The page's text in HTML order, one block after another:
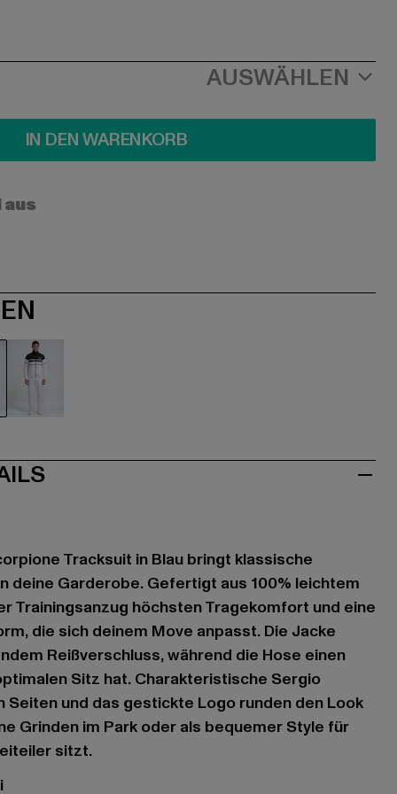
AUSWÄHLEN
IN DEN WARENKORB
Tracksuit in Blau bringt klassische
deine Garderobe. Gefertigt aus 100% leichtem
Trainingsanzug höchsten Tragekomfort und eine
die sich deinem Move anpasst. Die Jacke
Reißverschluss, während die Hose einen
Sitz hat. Charakteristische Sergio
Seiten und das gestickte Logo runden den Look
Grinden im Park oder als bequemer Style für
sitzt.